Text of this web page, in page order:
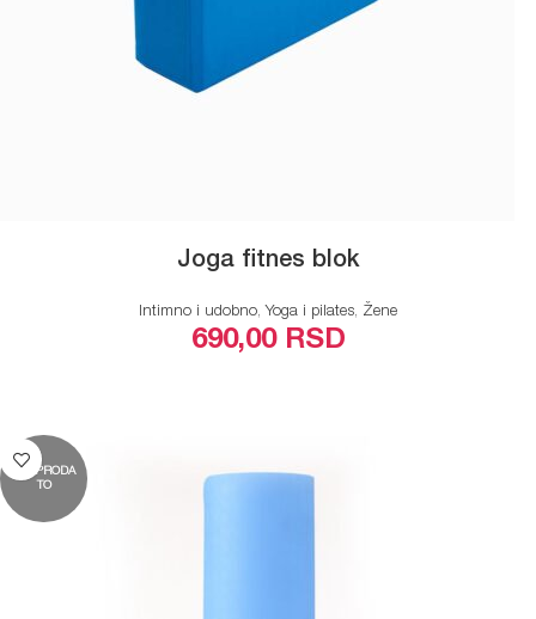
Joga fitnes blok
Intimno i udobno, Yoga i pilates, Žene
690,00 RSD
RASPRODA
TO